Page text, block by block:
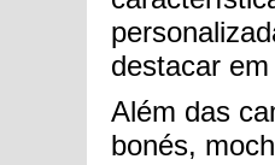
destacar
Além das
bonés,